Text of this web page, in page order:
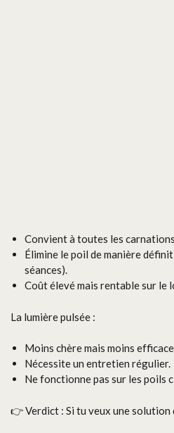
Convient à toutes les
Élimine le poil de manière
séances).
Coût élevé mais rentable sur le
La lumière pulsée :
Moins chère mais moins
Nécessite un entretien régulier.
Ne fonctionne pas sur les poils
👉 Verdict : Si tu veux une solution